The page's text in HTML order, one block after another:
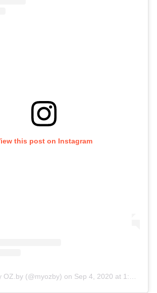
this post on Instagram
OZ.by (@myozby) on Sep 4, 2020 at 1:28am PDT